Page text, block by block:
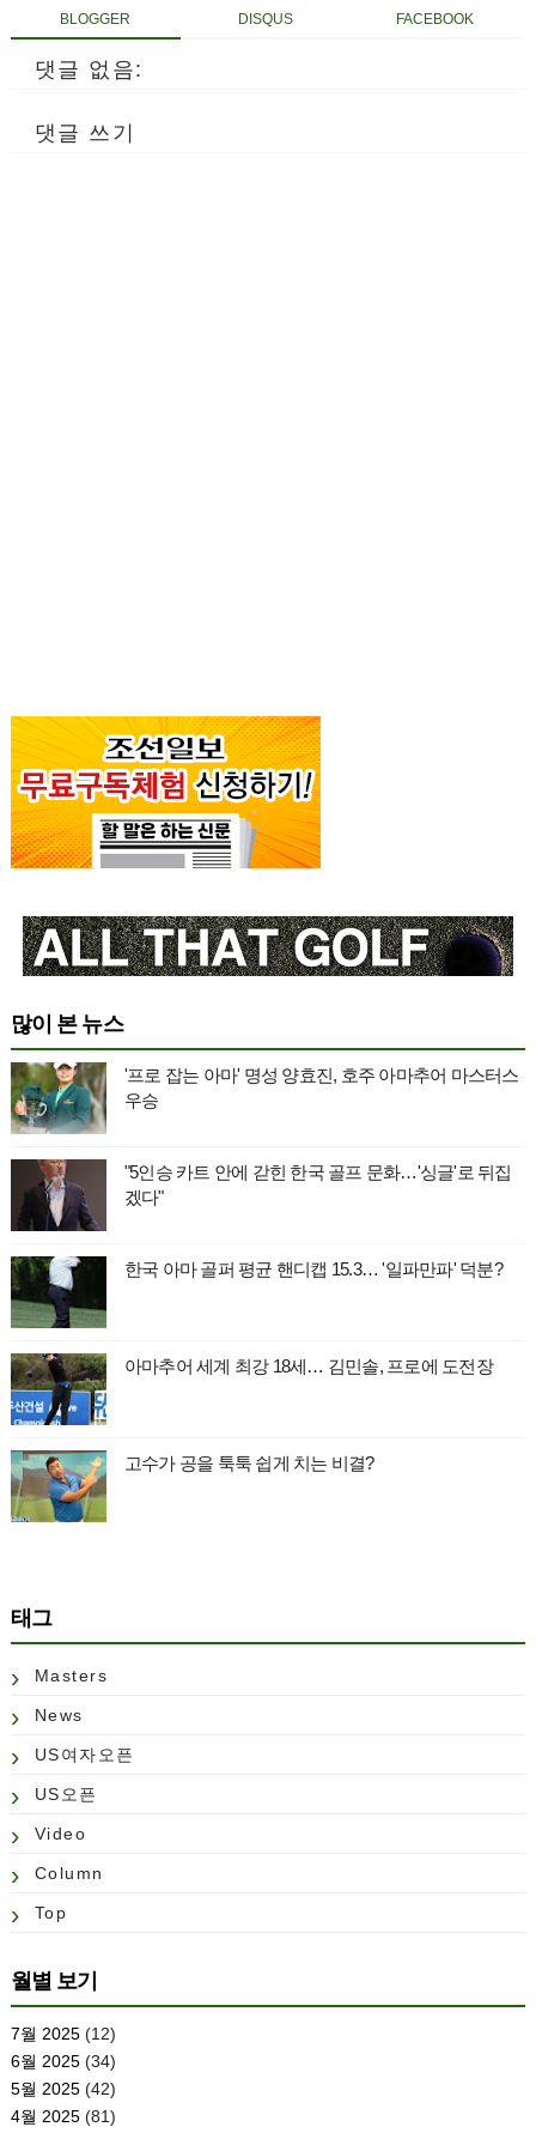
BLOGGER DISQUS FACEBOOK
댓글 없음:
댓글 쓰기
많이 본 뉴스
'프로 잡는 아마' 명성 양효진, 호주 아마추어 마스터스
우승
"5인승 카트 안에 갇힌 한국 골프 문화…'싱글'로 뒤집
겠다"
한국 아마 골퍼 평균 핸디캡 15.3… '일파만파' 덕분?
아마추어 세계 최강 18세… 김민솔, 프로에 도전장
고수가 공을 툭툭 쉽게 치는 비결?
태그
Masters
News
US여자오픈
US오픈
Video
Column
Top
월별 보기
7월 2025(12)
6월 2025(34)
5월 2025(42)
4월 2025(81)